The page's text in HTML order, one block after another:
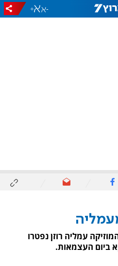
-
+
עמליה רוזן נפטרו
ביום העצמאות.